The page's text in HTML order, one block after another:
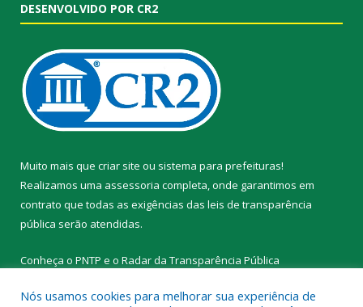
DESENVOLVIDO POR CR2
Muito mais que criar site ou sistema para prefeituras!
Realizamos uma assessoria completa, onde garantimos em
contrato que todas as exigências das leis de transparência
pública serão atendidas.
Conheça o PNTP e o Radar da Transparência Pública
Nós usamos cookies para melhorar sua experiência de